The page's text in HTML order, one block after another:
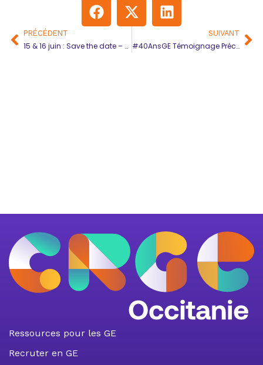
PRÉCÉDENT
15 & 16 juin : Save the date – Séminaire des GE 2026
SUIVANT
#40AnsGE Témoignage Précilia Verdier adhérente GE PSLM
Ressources pour les GE
Recruter en GE